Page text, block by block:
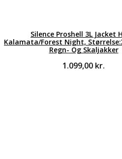
Silence Proshell 3L Jacket
Kalamata/Forest Night,
Regn- Og Skaljakker
1.099,00 kr.